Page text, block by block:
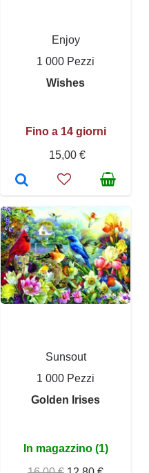
Enjoy
1 000 Pezzi
Wishes
Fino a 14 giorni
15,00 €
Sunsout
1 000 Pezzi
Golden Irises
In magazzino (1)